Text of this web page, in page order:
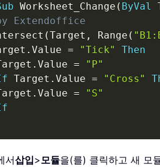
Worksheet_Change ( ByVal
Extendoffice
(Target , Range (
. Value = "Tick"
Then
. Value =
"P"
Target . Value = "Cross"
. Value =
"S"
서삽입>모듈을(를) 클릭하고 새 모